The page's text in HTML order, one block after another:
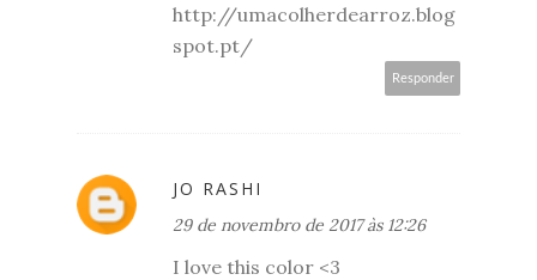
http://umacolherdearroz.blog
spot.pt/
Responder
JO RASHI
29 de novembro de 2017 às 12:26
I love this color <3